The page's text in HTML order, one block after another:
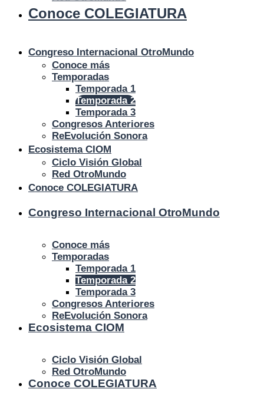
Conoce COLEGIATURA
Congreso Internacional OtroMundo
Conoce más
Temporadas
Temporada 1
Temporada 2
Temporada 3
Congresos Anteriores
ReEvolución Sonora
Ecosistema CIOM
Ciclo Visión Global
Red OtroMundo
Conoce COLEGIATURA
Congreso Internacional OtroMundo
Conoce más
Temporadas
Temporada 1
Temporada 2
Temporada 3
Congresos Anteriores
ReEvolución Sonora
Ecosistema CIOM
Ciclo Visión Global
Red OtroMundo
Conoce COLEGIATURA